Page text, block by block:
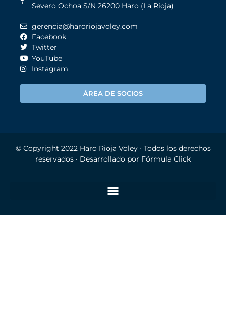
Severo Ochoa S/N 26200 Haro (La Rioja)
gerencia@haroriojavoley.com
Facebook
Twitter
YouTube
Instagram
ÁREA DE SOCIOS
© Copyright 2022 Haro Rioja Voley· Todos los derechos
reservados · Desarrollado por Fórmula Click